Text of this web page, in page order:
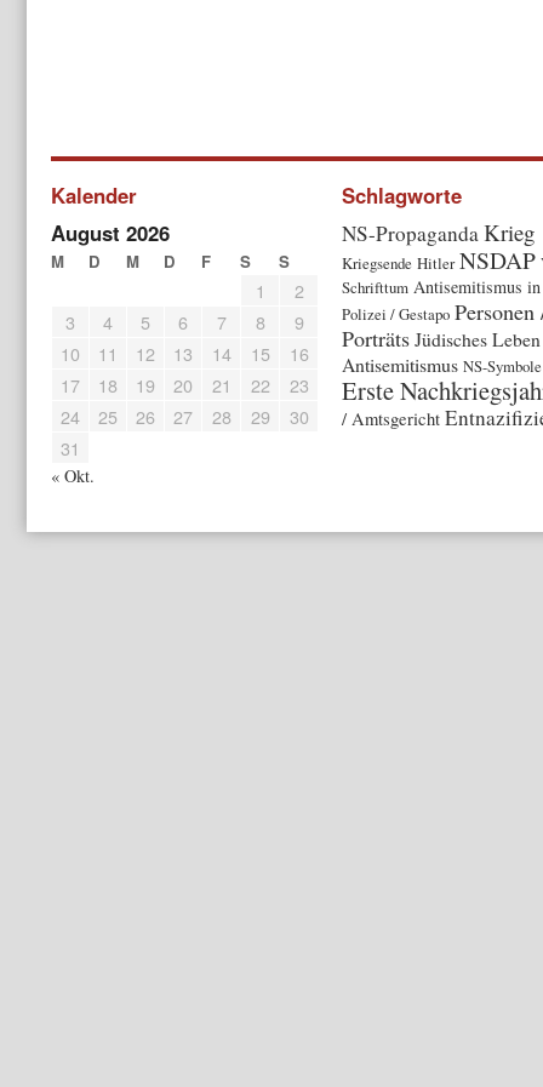
Kalender
August 2026
M D M D F S S
1
2
3
4 5 6 7 8
9
10
11 12 13 14 15
16
17
18 19 20 21 22
23
24
25 26 27 28 29
30
31
« Okt.
Schlagworte
NS-Propaganda Krieg
Kriegsende Hitler NSDAP
Schrifttum Antisemitismus
Polizei / Gestapo Personen
PorträtsJüdisches Leben
Antisemitismus NS-
Erste
/ Amtsgericht